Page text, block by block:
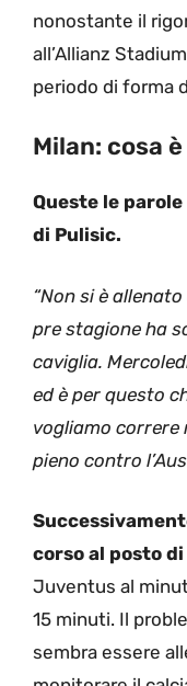
nonostante il
all’Allianz
periodo di forma
Milan: cosa
Queste le
di Pulisic.
“Non si è
pre stagione ha
caviglia.
ed è per questo
vogliamo correre
pieno contro
corso al posto di
Juventus al
15 minuti. Il
sembra essere